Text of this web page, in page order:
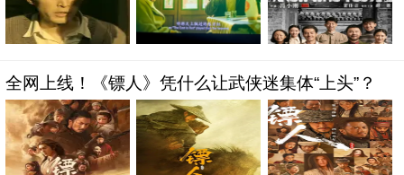
全网上线！《镖人》凭什么让武侠迷集体“上头”？